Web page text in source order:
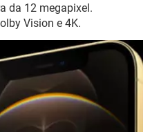
da 12 megapixel.
Vision e 4K.